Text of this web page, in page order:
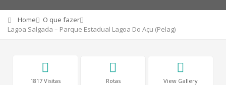
Home
O que fazer
Lagoa Salgada – Parque Estadual Lagoa Do Açu (Pelag)
1817 Visitas Rotas View Gallery